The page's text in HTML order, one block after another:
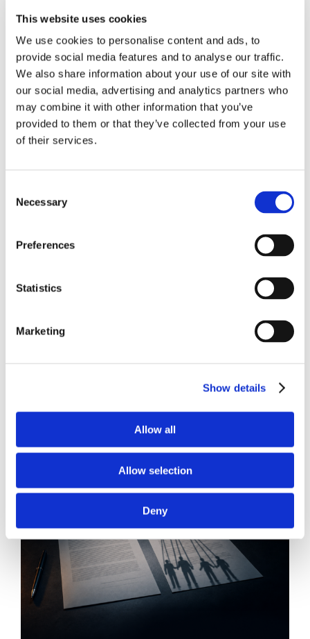
This website uses cookies
We use cookies to personalise content and ads, to
provide social media features and to analyse our traffic.
We also share information about your use of our site with
our social media, advertising and analytics partners who
may combine it with other information that you’ve
provided to them or that they’ve collected from your use
of their services.
Selection
Necessary
Preferences
Statistics
Marketing
Show details
Allow all
Allow selection
Deny
Obbligazioni solidali passive:
rapporti tra surrogazione legale e
regresso
La sentenza n. 16835 del 29 maggio 2026 della
Corte di Cassazione offre l'occasione per tornare
su un tema di grande rilievo teorico e pratico
CONDIVIDI SUI SOCIAL
Roberto De Gaetano